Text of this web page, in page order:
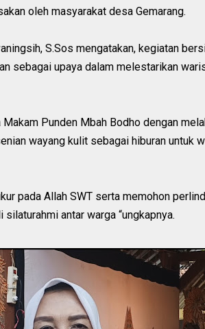
oleh masyarakat desa Gemarang.
S.Sos mengatakan, kegiatan
sebagai upaya dalam melestarikan
Punden Mbah Bodho dengan
wayang kulit sebagai hiburan untuk
pada Allah SWT serta memohon
antar warga “ungkapnya.